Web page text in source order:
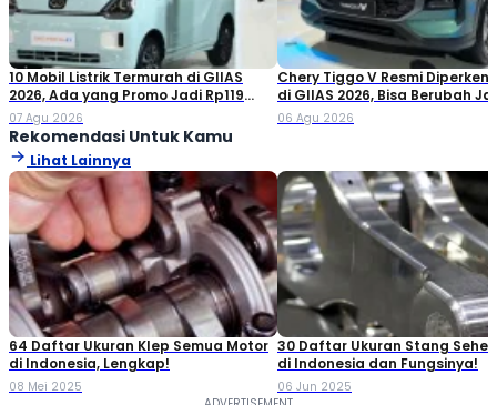
10 Mobil Listrik Termurah di GIIAS
2026, Ada yang Promo Jadi Rp119
Jutaan!
07 Agu 2026
Chery Tiggo V Resmi
di GIIAS 2026, Bisa Berubah
Double Cabin
06 Agu 2026
Rekomendasi Untuk Kamu
Lihat Lainnya
64 Daftar Ukuran Klep Semua Motor
di Indonesia, Lengkap!
08 Mei 2025
30 Daftar Ukuran Stang
di Indonesia dan Fungsinya!
06 Jun 2025